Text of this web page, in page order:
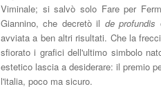
Viminale; si salvò solo Fare per
Giannino, che decretò il de profundis
avviata a ben altri risultati. Che la
sfiorato i grafici dell'ultimo simbolo
estetico lascia a desiderare: il premio
l'italia, poco ma sicuro.